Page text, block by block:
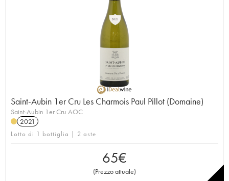
Saint-Aubin 1er Cru Les Charmois Paul Pillot (Domaine)
Saint-Aubin 1er Cru AOC
2021
Lotto di 1 bottiglia | 2 aste
65€
(Prezzo attuale)